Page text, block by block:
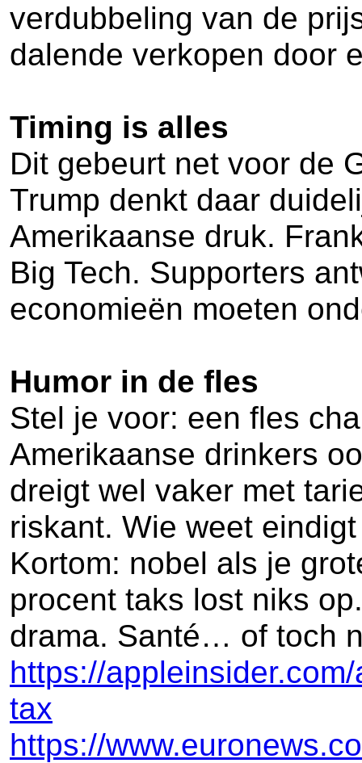
verdubbeling van de
dalende verkopen door
Timing is alles
Dit gebeurt net voor de
Trump denkt daar
Amerikaanse druk.
Big Tech. Supporters
economieën moeten
Humor in de fles
Stel je voor: een fles
Amerikaanse drinkers
dreigt wel vaker met
riskant. Wie weet
Kortom: nobel als je
procent taks lost niks
drama. Santé… of toch
https://
tax
https://